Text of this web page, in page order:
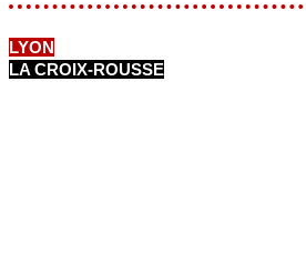
LYON
LA CROIX-ROUSSE